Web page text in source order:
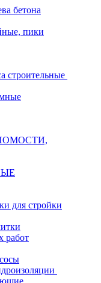
бетона
пики
строительные
для стройки
работ